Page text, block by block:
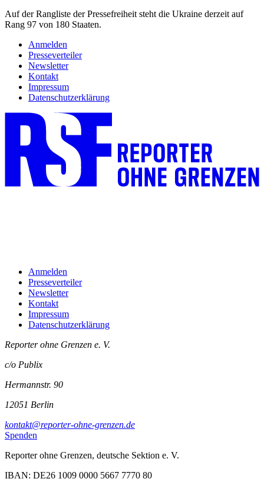
Auf der Rangliste der Pressefreiheit steht die Ukraine derzeit auf
Rang 97 von 180 Staaten.
Anmelden
Presseverteiler
Newsletter
Kontakt
Impressum
Datenschutzerklärung
Anmelden
Presseverteiler
Newsletter
Kontakt
Impressum
Datenschutzerklärung
Reporter ohne Grenzen e. V.
c/o Publix
Hermannstr. 90
12051 Berlin
kontakt@reporter-ohne-grenzen.de
Spenden
Reporter ohne Grenzen, deutsche Sektion e. V.
IBAN: DE26 1009 0000 5667 7770 80